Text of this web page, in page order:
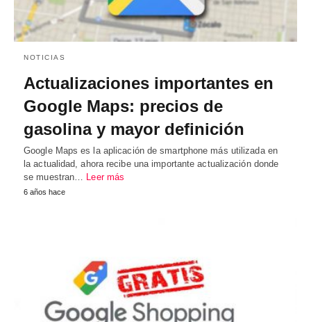
NOTICIAS
Actualizaciones importantes en
Google Maps: precios de
gasolina y mayor definición
Google Maps es la aplicación de smartphone más utilizada en
la actualidad, ahora recibe una importante actualización donde
se muestran… Leer más
6 años hace